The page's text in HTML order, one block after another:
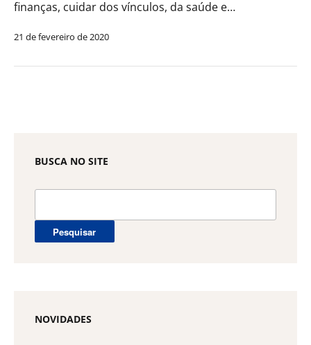
finanças, cuidar dos vínculos, da saúde e…
21 de fevereiro de 2020
BUSCA NO SITE
NOVIDADES